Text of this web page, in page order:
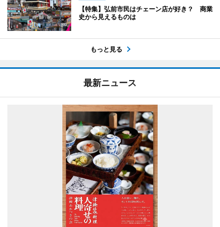
【特集】弘前市民はチェーン店が好き？ 商業
史から見えるものは
もっと見る
最新ニュース